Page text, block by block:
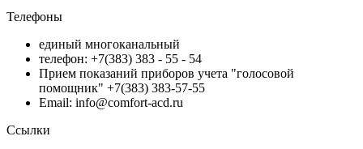
Телефоны
единый многоканальный
телефон: +7(383) 383 - 55 - 54
Прием показаний приборов учета "голосовой
помощник" +7(383) 383-57-55
Email: info@comfort-acd.ru
Ссылки